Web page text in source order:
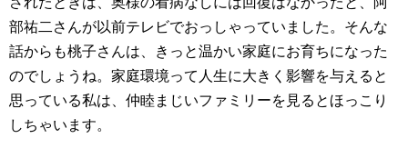
部祐二さんが以前テレビでおっしゃっていました。そんな
話からも桃子さんは、きっと温かい家庭にお育ちになった
のでしょうね。家庭環境って人生に大きく影響を与えると
思っている私は、仲睦まじいファミリーを見るとほっこり
しちゃいます。